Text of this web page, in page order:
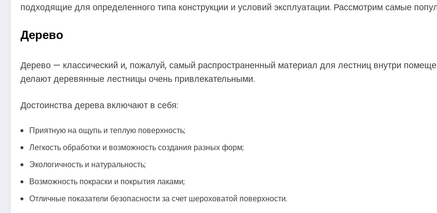
подходящие для определенного типа конструкции и условий эксплуатации. Рассмотрим самые
Дерево
Дерево — классический и, пожалуй, самый распространенный материал для лестниц внутри
делают деревянные лестницы очень привлекательными.
Достоинства дерева включают в себя:
Приятную на ощупь и теплую поверхность;
Легкость обработки и возможность создания разных форм;
Экологичность и натуральность;
Возможность покраски и покрытия лаками;
Отличные показатели безопасности за счет шероховатой поверхности.